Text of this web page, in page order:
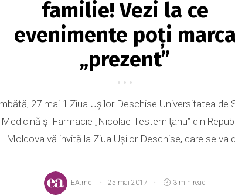
familie! Vezi la ce
evenimente poți marca
„prezent”
27 mai 1.Ziua Ușilor Deschise Universitatea de
Medicină şi Farmacie „Nicolae Testemiţanu” din
Moldova vă invită la Ziua Uşilor Deschise, care se va
EA.md 25 mai 2017 3 min read